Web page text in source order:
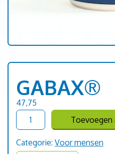
GABAX®
47,75
GABAX®
aantal
Toevoegen
Categorie: Voor mensen